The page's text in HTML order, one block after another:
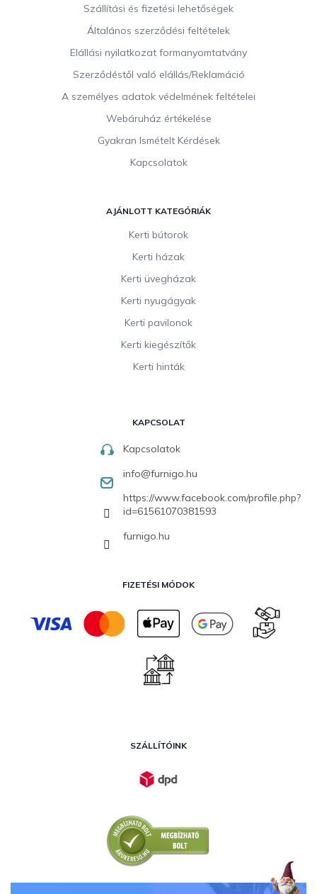
Szállítási és fizetési lehetőségek
Általános szerződési feltételek
Elállási nyilatkozat formanyomtatvány
Szerződéstől való elállás/Reklamáció
A személyes adatok védelmének feltételei
Webáruház értékelése
Gyakran Ismételt Kérdések
Kapcsolatok
AJÁNLOTT KATEGÓRIÁK
Kerti bútorok
Kerti házak
Kerti üvegházak
Kerti nyugágyak
Kerti pavilonok
Kerti kiegészítők
Kerti hinták
KAPCSOLAT
Kapcsolatok
info@furnigo.hu
https://www.facebook.com/profile.php?
id=61561070381593
furnigo.hu
FIZETÉSI MÓDOK
SZÁLLÍTÓINK